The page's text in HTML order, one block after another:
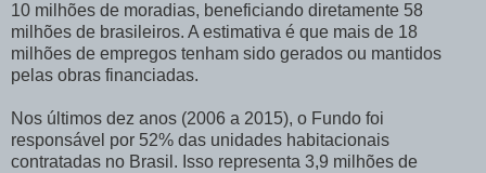
10 milhões de moradias, beneficiando diretamente 58
milhões de brasileiros. A estimativa é que mais de 18
milhões de empregos tenham sido gerados ou mantidos
pelas obras financiadas.
Nos últimos dez anos (2006 a 2015), o Fundo foi
responsável por 52% das unidades habitacionais
contratadas no Brasil. Isso representa 3,9 milhões de